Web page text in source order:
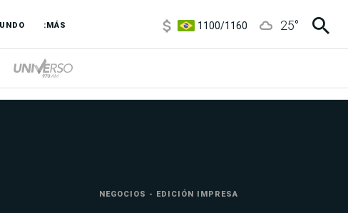
:MÁS
3,6/3,9
25°
NEGOCIOS - EDICIÓN IMPRESA